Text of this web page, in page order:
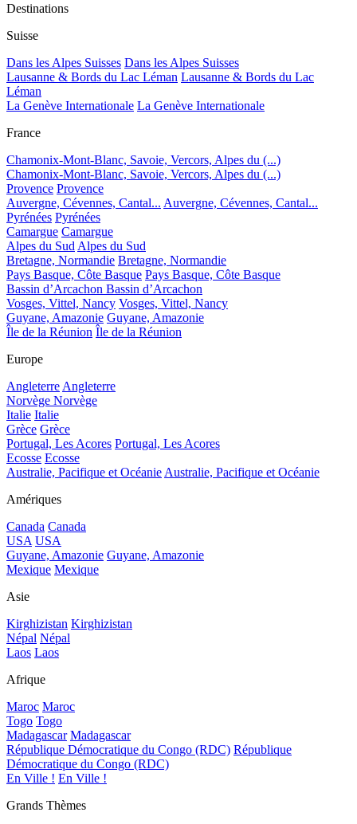
Destinations
Suisse
Dans les Alpes Suisses Dans les Alpes Suisses
Lausanne & Bords du Lac Léman Lausanne & Bords du Lac
Léman
La Genève Internationale La Genève Internationale
France
Chamonix-Mont-Blanc, Savoie, Vercors, Alpes du (...)
Chamonix-Mont-Blanc, Savoie, Vercors, Alpes du (...)
Provence Provence
Auvergne, Cévennes, Cantal... Auvergne, Cévennes, Cantal...
Pyrénées Pyrénées
Camargue Camargue
Alpes du Sud Alpes du Sud
Bretagne, Normandie Bretagne, Normandie
Pays Basque, Côte Basque Pays Basque, Côte Basque
Bassin d’Arcachon Bassin d’Arcachon
Vosges, Vittel, Nancy Vosges, Vittel, Nancy
Guyane, Amazonie Guyane, Amazonie
Île de la Réunion Île de la Réunion
Europe
Angleterre Angleterre
Norvège Norvège
Italie Italie
Grèce Grèce
Portugal, Les Acores Portugal, Les Acores
Ecosse Ecosse
Australie, Pacifique et Océanie Australie, Pacifique et Océanie
Amériques
Canada Canada
USA USA
Guyane, Amazonie Guyane, Amazonie
Mexique Mexique
Asie
Kirghizistan Kirghizistan
Népal Népal
Laos Laos
Afrique
Maroc Maroc
Togo Togo
Madagascar Madagascar
République Démocratique du Congo (RDC) République
Démocratique du Congo (RDC)
En Ville ! En Ville !
Grands Thèmes